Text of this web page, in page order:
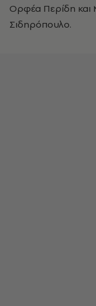
Ορφέα Περίδη και
Σιδηρόπουλο.